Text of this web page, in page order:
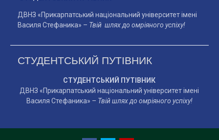
ДВНЗ «Прикарпатський національний університет імені
Василя Стефаника» – Твій шлях до омріяного успіху!
СТУДЕНТСЬКИЙ ПУТІВНИК
СТУДЕНТСЬКИЙ ПУТІВНИК
ДВНЗ «Прикарпатський національний університет імені
Василя Стефаника» – Твій шлях до омріяного успіху!